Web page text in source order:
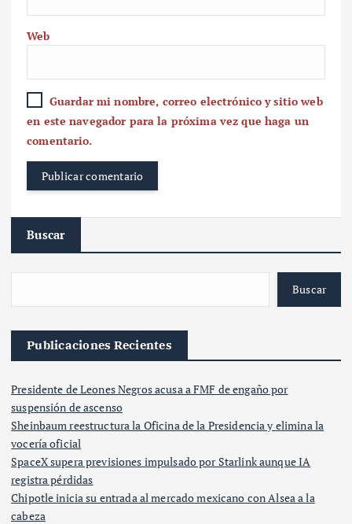
Web
Guardar mi nombre, correo electrónico y sitio web
en este navegador para la próxima vez que haga un
comentario.
Buscar
Buscar
Publicaciones Recientes
Presidente de Leones Negros acusa a FMF de engaño por
suspensión de ascenso
Sheinbaum reestructura la Oficina de la Presidencia y elimina la
vocería oficial
SpaceX supera previsiones impulsado por Starlink aunque IA
registra pérdidas
Chipotle inicia su entrada al mercado mexicano con Alsea a la
cabeza